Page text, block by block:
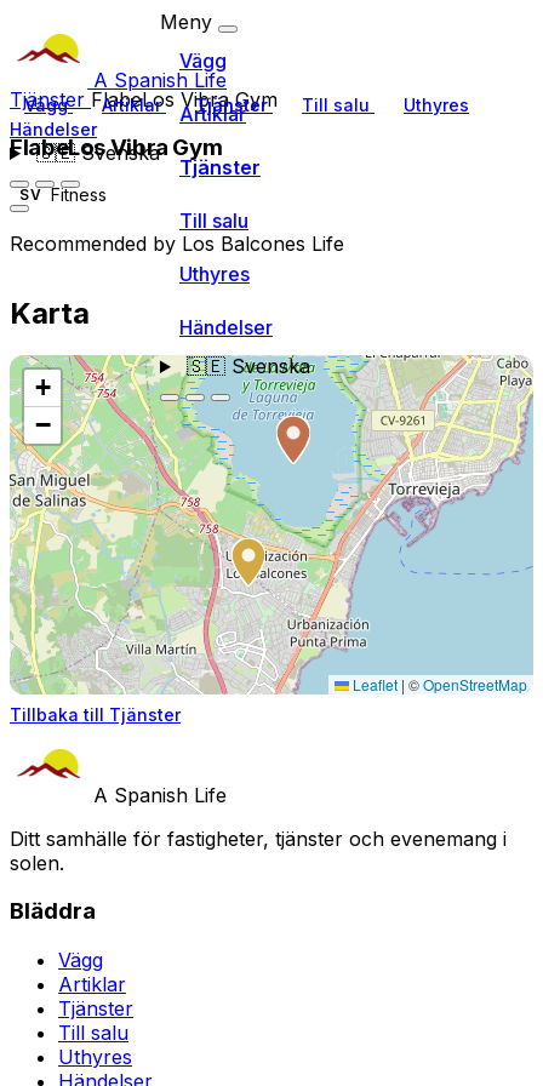
A Spanish Life
Vägg Artiklar Tjänster Till salu
Uthyres
Händelser
🇸🇪Svenska
Meny
Vägg
Artiklar
Tjänster
Till salu
Uthyres
Händelser
🇸🇪Svenska
Tjänster FlabeLos Vibra Gym
FlabeLos Vibra Gym
SV Fitness
Recommended by Los Balcones Life
Karta
+
−
Leaflet | ©OpenStreetMap
Tillbaka till Tjänster
A Spanish Life
Ditt samhälle för fastigheter, tjänster och evenemang i
solen.
Bläddra
Vägg
Artiklar
Tjänster
Till salu
Uthyres